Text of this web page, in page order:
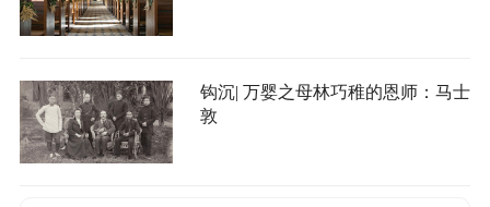
钩沉| 万婴之母林巧稚的恩师：马士
敦